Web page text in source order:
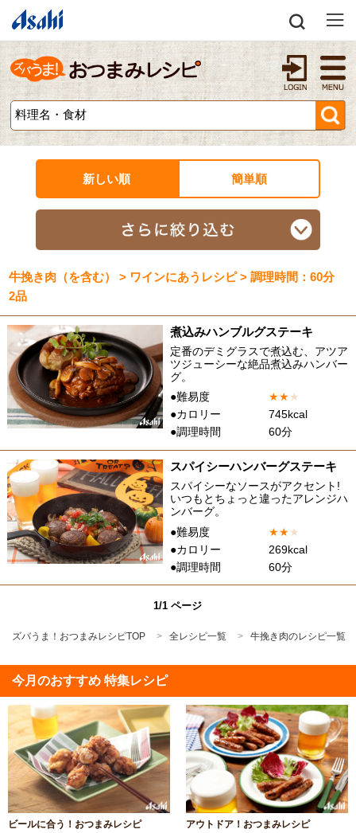
新しい順 簡単順
牛挽き肉（を含む） > ワインにあうレシピ > 調理時間：60分
2品
煮込みハンブルグステーキ
定番のデミグラスで煮込む、アツア
ツジューシーな絶品煮込みハンバー
グ。
●難易度
★★★
●カロリー
745kcal
●調理時間
60分
スパイシーハンバーグステーキ
スパイシーなソースがアクセント!
いつもとちょっと違ったアレンジハ
ンバーグ。
●難易度
★★★
●カロリー
269kcal
●調理時間
60分
1/1 ページ
ズバうま！おつまみレシピTOP 全レシピ一覧 牛挽き肉のレシピ一覧
今月のおすすめ 特集レシピ
ビールに合う！おつまみレシピ アウトドア！おつまみレシピ